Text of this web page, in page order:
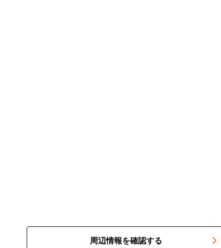
周辺情報を確認する